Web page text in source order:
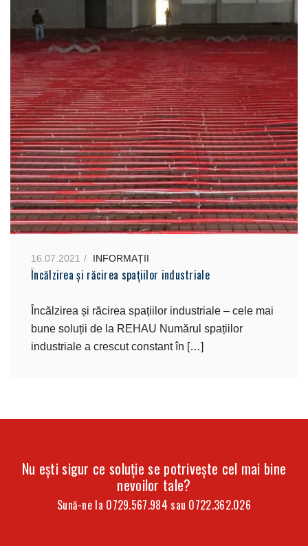
16.07.2021 INFORMAȚII
Încălzirea și răcirea spațiilor industriale
Încălzirea și răcirea spațiilor industriale – cele mai
bune soluții de la REHAU Numărul spațiilor
industriale a crescut constant în […]
Nu ești sigur ce soluție se potrivește cel mai bine
nevoilor tale?
Sună-ne la 0729.567.984 sau 0722.362.026